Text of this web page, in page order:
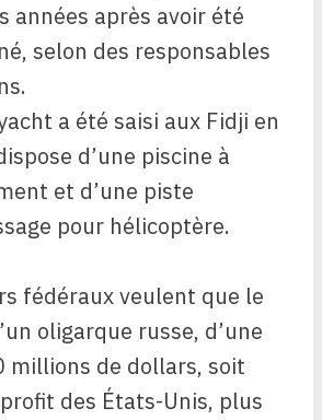
années après avoir été
selon des responsables
a été saisi aux Fidji en
d’une piscine à
et d’une piste
pour hélicoptère.
fédéraux veulent que le
oligarque russe, d’une
millions de dollars, soit
des États-Unis, plus